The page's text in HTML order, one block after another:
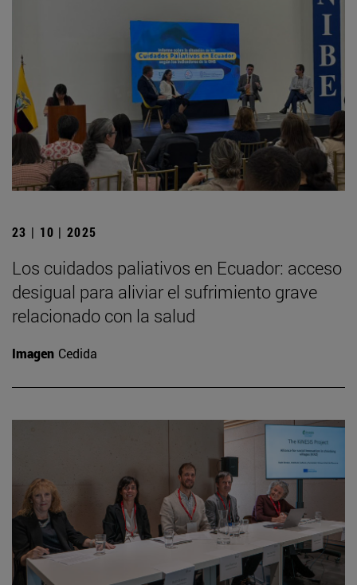
23 | 10 | 2025
Los cuidados paliativos en Ecuador: acceso
desigual para aliviar el sufrimiento grave
relacionado con la salud
Imagen Cedida